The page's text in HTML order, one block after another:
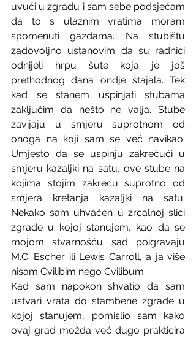
uvući u zgradu i sam sebe podsjećam
da to s ulaznim vratima moram
spomenuti gazdama. Na stubištu
zadovoljno ustanovim da su radnici
odnijeli hrpu šute koja je još
prethodnog dana ondje stajala. Tek
kad se stanem uspinjati stubama
zaključim da nešto ne valja. Stube
zavijaju u smjeru suprotnom od
onoga na koji sam se već navikao.
Umjesto da se uspinju zakrećući u
smjeru kazaljki na satu, ove stube na
kojima stojim zakreću suprotno od
smjera kretanja kazaljki na satu.
Nekako sam uhvaćen u zrcalnoj slici
zgrade u kojoj stanujem, kao da se
mojom stvarnošću sad poigravaju
M.C. Escher ili Lewis Carroll, a ja više
nisam Cvilibim nego Cvilibum.
Kad sam napokon shvatio da sam
ustvari vrata do stambene zgrade u
kojoj stanujem, pomislio sam kako
ovaj grad možda već dugo prakticira